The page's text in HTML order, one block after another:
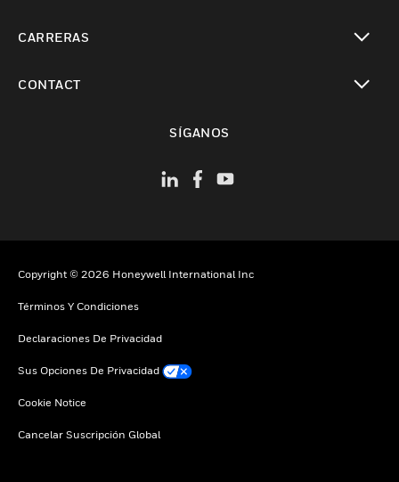
CARRERAS
CONTACT
SÍGANOS
Copyright © 2026 Honeywell International Inc
Términos Y Condiciones
Declaraciones De Privacidad
Sus Opciones De Privacidad
Cookie Notice
Cancelar Suscripción Global